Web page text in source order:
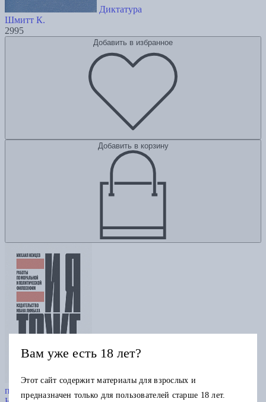
Диктатура
Шмитт К.
2995
Добавить в избранное
Добавить в корзину
И я тоже. Работы по моральной и
политической философии
Вам уже есть 18 лет?
Этот сайт содержит материалы для взрослых и
предназначен только для пользователей старше 18 лет.